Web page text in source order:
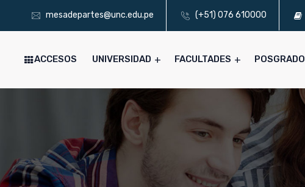
mesadepartes@unc.edu.pe (+51) 076 610000
ACCESOS UNIVERSIDAD FACULTADES POSGRADO